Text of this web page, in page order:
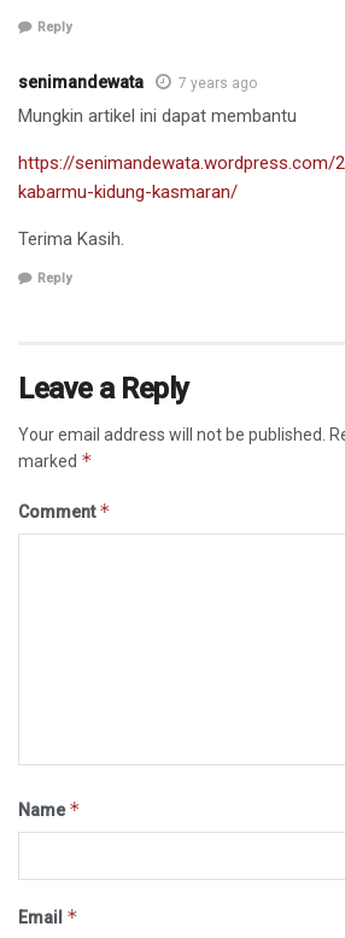
Reply
senimandewata 7 years ago
Mungkin artikel ini dapat membantu
https://senimandewata.wordpress.com/
kabarmu-kidung-kasmaran/
Terima Kasih.
Reply
Leave a Reply
Your email address will not be published.
marked *
Comment*
Name*
Email *